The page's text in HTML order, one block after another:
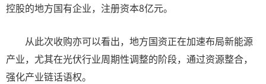
控股的地方国有企业，注册资本8亿元。
从此次收购亦可以看出，地方国资正在加速布局新能源
产业，尤其在光伏行业周期性调整的阶段，通过资源整合，
强化产业链话语权。